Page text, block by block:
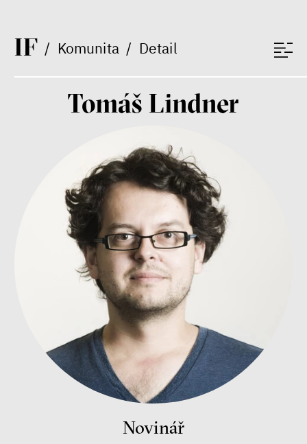
IF/ Komunita/ Detailpublicista
Nehrajeme o to, jaké peníze
budeme mít, ale čí budou, říká
ekonom Palanský
Miroslav Palanský, Petr Bittner
rozhovor
Demokracie v limitech.
Jeffrey Winters o tom, jak
majetek oligarchů určuje
pravidla
Jeffrey A. Winters
Petr Bittner
Tomáš Lindner
Novinář